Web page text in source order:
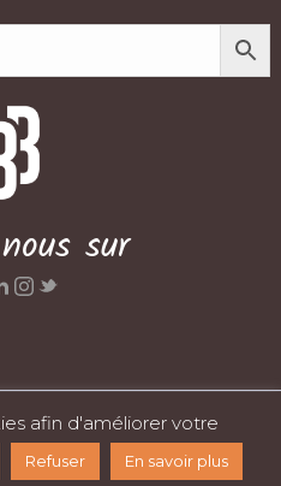
sur
BARCELLA
Politique de confidentialité -
afin d'améliorer votre
Refuser En savoir plus